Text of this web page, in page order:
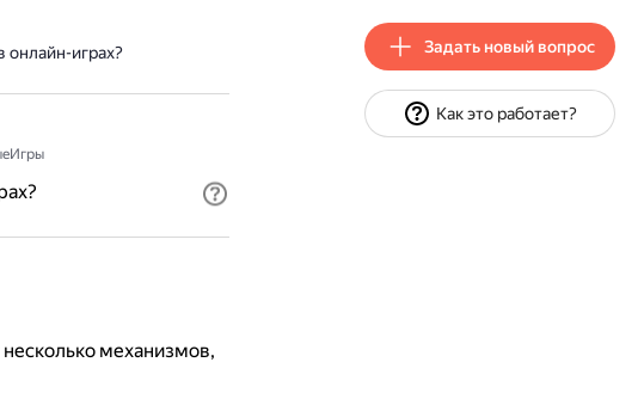
онлайн-играх?
механизмов,
Задать новый вопрос
Как это работает?